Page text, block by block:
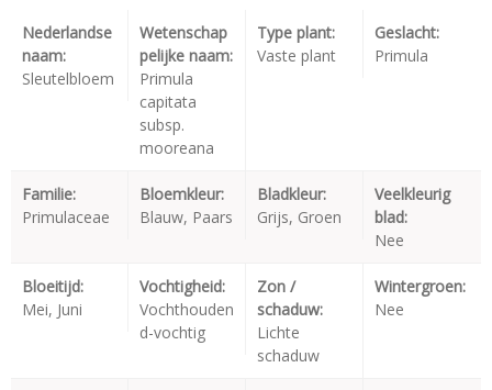
Nederlandse
naam:
Sleutelbloem
Wetenschap
pelijke naam:
Primula
capitata
subsp.
mooreana
Type plant:
Vaste plant
Geslacht:
Primula
Familie:
Primulaceae
Bloemkleur:
Blauw, Paars
Bladkleur:
Grijs, Groen
Veelkleurig
blad:
Nee
Bloeitijd:
Mei, Juni
Vochtigheid:
Vochthouden
d-vochtig
Zon /
schaduw:
Lichte
schaduw
Wintergroen:
Nee